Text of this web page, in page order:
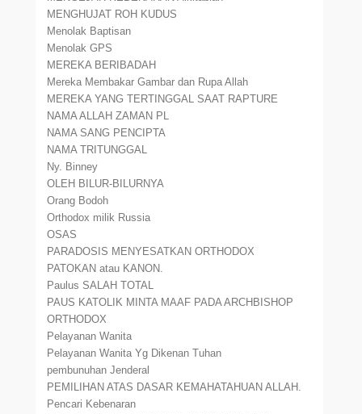
MENGHUJAT ROH KUDUS
Menolak Baptisan
Menolak GPS
MEREKA BERIBADAH
Mereka Membakar Gambar dan Rupa Allah
MEREKA YANG TERTINGGAL SAAT RAPTURE
NAMA ALLAH ZAMAN PL
NAMA SANG PENCIPTA
NAMA TRITUNGGAL
Ny. Binney
OLEH BILUR-BILURNYA
Orang Bodoh
Orthodox milik Russia
OSAS
PARADOSIS MENYESATKAN ORTHODOX
PATOKAN atau KANON.
Paulus SALAH TOTAL
PAUS KATOLIK MINTA MAAF PADA ARCHBISHOP
ORTHODOX
Pelayanan Wanita
Pelayanan Wanita Yg Dikenan Tuhan
pembunuhan Jenderal
PEMILIHAN ATAS DASAR KEMAHATAHUAN ALLAH.
Pencari Kebenaran